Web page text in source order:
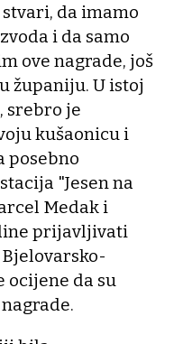
da imamo
i da samo
ove nagrade, još
županiju. U istoj
srebro je
kušaonicu i
posebno
"Jesen na
Medak i
prijavljivati
ocijene da su